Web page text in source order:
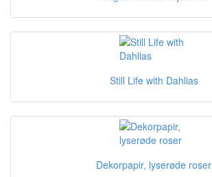
Still Life with Dahlias
Dekorpapir, lyserøde roser